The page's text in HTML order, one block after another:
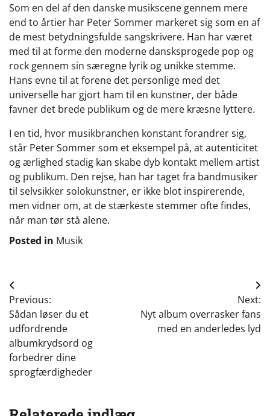
Som en del af den danske musikscene gennem mere
end to årtier har Peter Sommer markeret sig som en af
de mest betydningsfulde sangskrivere. Han har været
med til at forme den moderne dansksprogede pop og
rock gennem sin særegne lyrik og unikke stemme.
Hans evne til at forene det personlige med det
universelle har gjort ham til en kunstner, der både
favner det brede publikum og de mere kræsne lyttere.
I en tid, hvor musikbranchen konstant forandrer sig,
står Peter Sommer som et eksempel på, at autenticitet
og ærlighed stadig kan skabe dyb kontakt mellem artist
og publikum. Den rejse, han har taget fra bandmusiker
til selvsikker solokunstner, er ikke blot inspirerende,
men vidner om, at de stærkeste stemmer ofte findes,
når man tør stå alene.
Posted in Musik
Indlægsnavigation
Previous:
Sådan løser du et
udfordrende
albumkrydsord og
forbedrer dine
sprogfærdigheder
Next:
Nyt album overrasker fans
med en anderledes lyd